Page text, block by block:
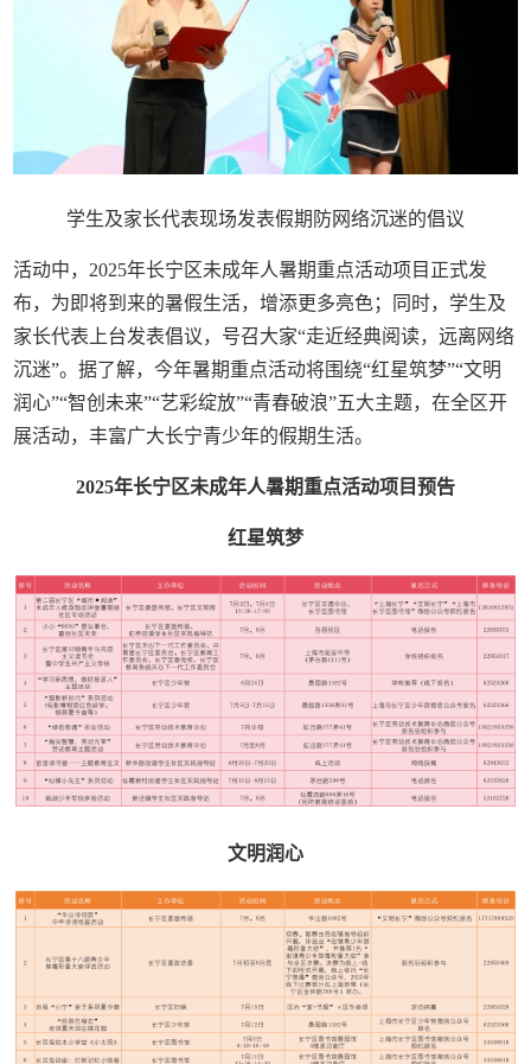
学生及家长代表现场发表假期防网络沉迷的倡议
活动中，2025年长宁区未成年人暑期重点活动项目正式发
布，为即将到来的暑假生活，增添更多亮色；同时，学生及
家长代表上台发表倡议，号召大家“走近经典阅读，远离网络
沉迷”。据了解，今年暑期重点活动将围绕“红星筑梦”“文明
润心”“智创未来”“艺彩绽放”“青春破浪”五大主题，在全区开
展活动，丰富广大长宁青少年的假期生活。
2025年长宁区未成年人暑期重点活动项目预告
红星筑梦
文明润心